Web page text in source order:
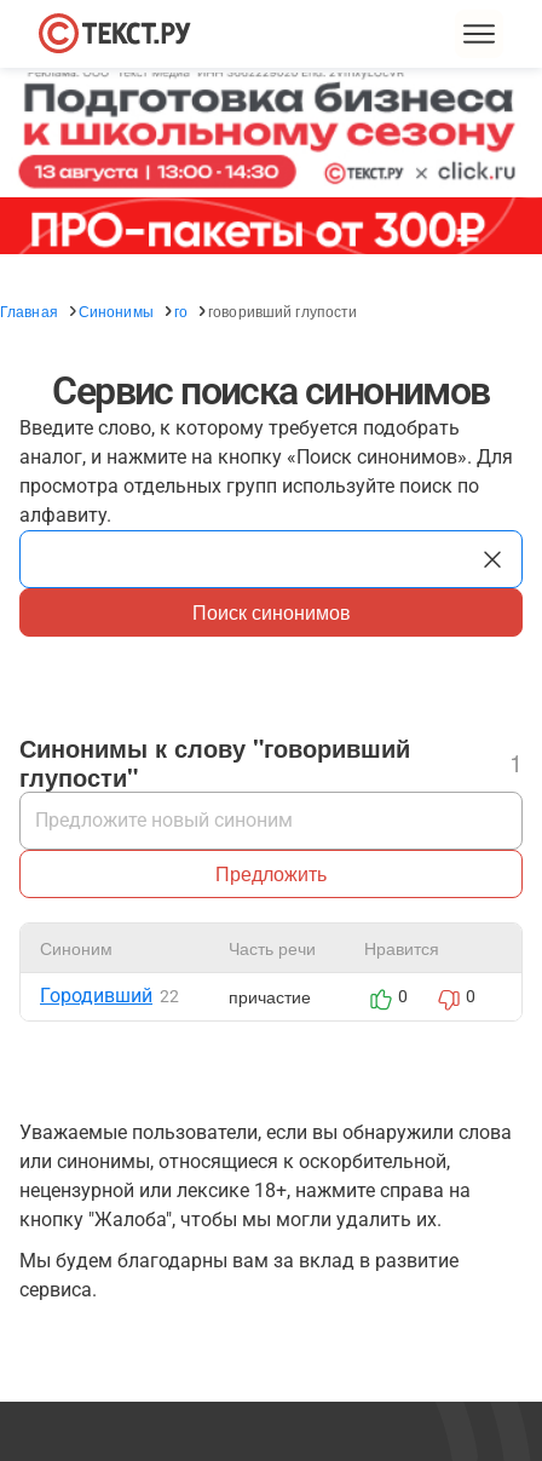
Главная Синонимы го говоривший глупости
Сервис поиска синонимов
Введите слово, к которому требуется подобрать
аналог, и нажмите на кнопку «Поиск синонимов». Для
просмотра отдельных групп используйте поиск по
алфавиту.
Поиск синонимов
Синонимы к слову "говоривший
глупости"
1
Предложить
Синоним Часть речи Нравится
Городивший 22 причастие 0 0
Уважаемые пользователи, если вы обнаружили слова
или синонимы, относящиеся к оскорбительной,
нецензурной или лексике 18+, нажмите справа на
кнопку "Жалоба", чтобы мы могли удалить их.
Мы будем благодарны вам за вклад в развитие
сервиса.